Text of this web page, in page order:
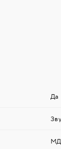
Да